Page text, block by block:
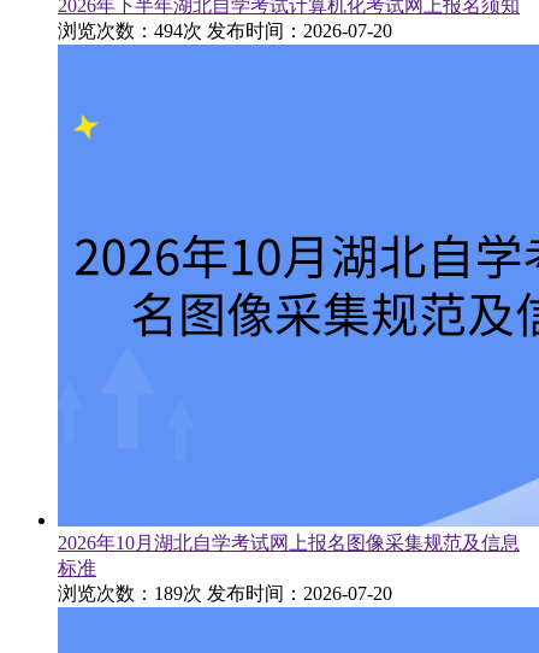
2026年下半年湖北自学考试计算机化考试网上报名须知
浏览次数：494次 发布时间：2026-07-20
2026年10月湖北自学考试网上报名图像采集规范及信息
标准
浏览次数：189次 发布时间：2026-07-20